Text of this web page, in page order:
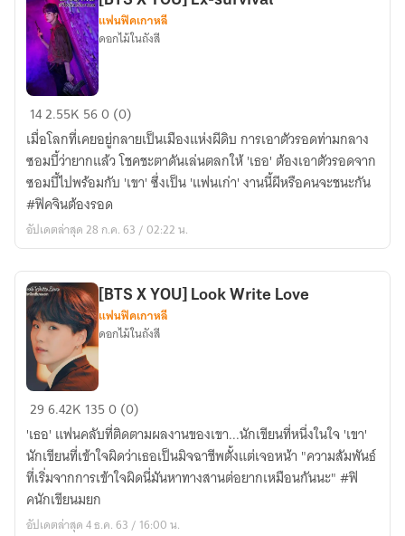
[BTS
X
YOU]
Ex-
survival
แฟนฟิคเกาหลี
ดอกไม้ในถังสี
142.55K 560 (0)
เมื่อโลกที่เคยอยู่กลายเป็นเมืองแห่งผีดิบ การเอาตัวรอดท่ามกลาง
ซอมบี้ว่ายากแล้ว โชคชะตาดันเล่นตลกให้ 'เธอ' ต้องเอาตัวรอดจาก
ซอมบี้ไปพร้อมกับ 'เขา' ซึ่งเป็น 'แฟนเก่า' งานนี้ผีหรือคนจะชนะกัน
#ฟิคจินต้องรอด
อัปเดตล่าสุด 28 ก.ค. 63 / 02:22 น.
[BTS
YOU]
Look
Write
Love
[BTS X YOU] Look Write Love
แฟนฟิคเกาหลี
ดอกไม้ในถังสี
296.42K 1350 (0)
'เธอ' แฟนคลับที่ติดตามผลงานของเขา...นักเขียนที่หนึ่งในใจ 'เขา'
นักเขียนที่เข้าใจผิดว่าเธอเป็นมิจฉาชีพตั้งแต่เจอหน้า "ความสัมพันธ์
ที่เริ่มจากการเข้าใจผิดนี่มันหาทางสานต่อยากเหมือนกันนะ" #ฟิ
คนักเขียนมยก
อัปเดตล่าสุด 4 ธ.ค. 63 / 16:00 น.